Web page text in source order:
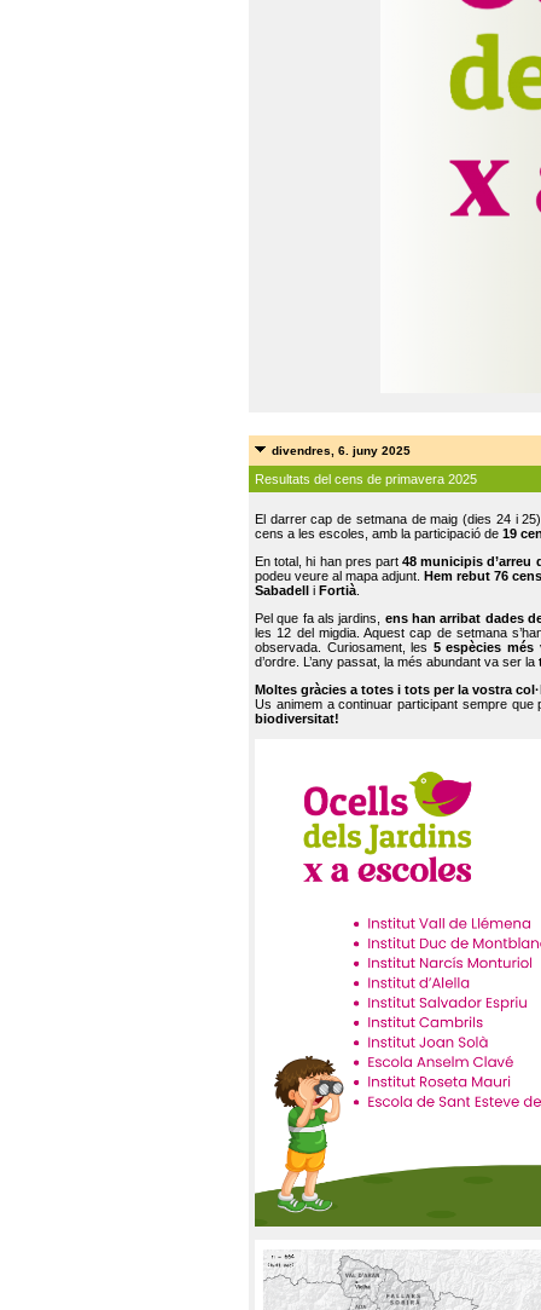
divendres, 6. juny 2025
Resultats del cens de primavera 2025
El darrer cap de setmana de maig (dies 24 i
cens a les escoles, amb la participació de 19
En total, hi han pres part48 municipis d’arreu
podeu veure al mapa adjunt. Hem rebut 76
Sabadell
i Fortià.
Pel que fa als jardins, ens han arribat dades
les 12 del migdia. Aquest cap de setmana
observada. Curiosament, les 5 espècies més
d’ordre. L’any passat, la més abundant va ser la
Moltes gràcies a totes i tots per la vostra
Us animem a continuar participant sempre que
biodiversitat!